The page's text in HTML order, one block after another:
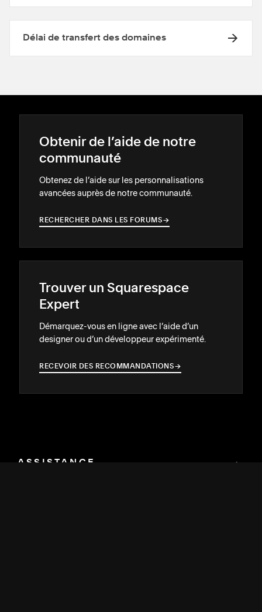
Délai de transfert des domaines
Obtenir de l’aide de notre
communauté
Obtenez de l’aide sur les personnalisations
avancées auprès de notre communauté.
RECHERCHER DANS LES FORUMS→
→
Trouver un Squarespace
Expert
Démarquez-vous en ligne avec l’aide d’un
designer ou d’un développeur expérimenté.
RECEVOIR DES RECOMMANDATIONS→
→
ASSISTANCE